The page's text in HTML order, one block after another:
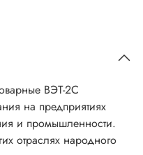
ВЭТ-2С
на предприятиях
и промышленности.
отраслях народного